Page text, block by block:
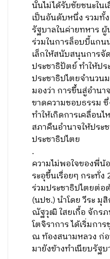
นั้นไม่ได้รับชัยชนะใน
เป็นอันดับหนึ่ง รวมทั้
รัฐบาลในค่ายทหาร
ร่วมในการล็อบบี้แกน
เล็กให้สนับสนุนการ
ประชาธิปัตย์ ทำให้ป
ประชาธิปไตยจำนวน
มองว่า การขึ้นสู่อำน
ขาดความชอบธรรม
ทำให้เกิดการเคลื่อน
สภาคืนอำนาจให้ปร
ประชาธิปไตย
.
ความไม่พอใจของพี่
ระอุขึ้นเรื่อยๆ กระทั่
ร่วมประชาธิปไตยต่อ
(นปช.) นำโดย วีระ
ณัฐวุฒิ ใสยเกื้อ จักร
โตจิราการ ได้เริ่มกา
ณ ท้องสนามหลวง ก่
มายังข้างทำเนียบรัฐบ